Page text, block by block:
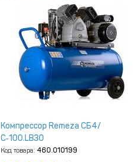
Компрессор Remeza СБ4/
С‑100.LB30
Код товара: 460.010199